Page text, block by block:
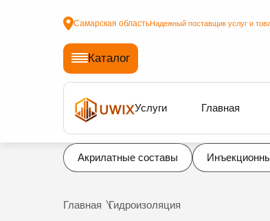
Самарская областьНадежный поставщик услуг и
Каталог
Услуги Главная
Акрилатные составы
Главная Гидроизоляция